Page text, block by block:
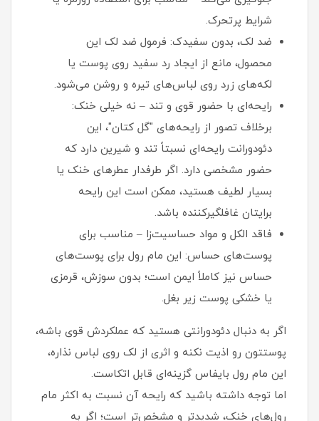
شرایط پرتحرک.
ضد لک، بدون سفیدک: فرمول ضد لک این
محصول، مانع از ایجاد رد سفید روی پوست یا
لکه‌های زرد روی لباس‌های تیره و روشن می‌شود.
رایحه‌ای با حضور قوی و تند – نه خیلی خنک:
برخلاف تصور از رایحه‌های "گل کتان"، این
دئودورانت رایحه‌ای نسبتاً تند و شیرین دارد که
حضور مشخصی دارد. اگر طرفدار عطرهای خنک یا
بسیار لطیف هستید، ممکن است این رایحه
برایتان غافلگیرکننده باشد.
فاقد الکل و مواد حساسیت‌زا – مناسب برای
پوست‌های حساس: این مام رول برای پوست‌های
حساس نیز کاملاً ایمن است؛ بدون سوزش، قرمزی
یا خشکی پوست زیر بغل.
اگر به دنبال دئودورانتی هستید که عملکردش قوی باشه،
پوستتون رو اذیت نکنه و اثری از لک روی لباس نذاره،
این مام رول بایفاس گزینه‌ای قابل اتکاست.
اما توجه داشته باشید که رایحه آن نسبت به اکثر مام
رول‌های خنک، شدیدتر و مشخص‌تر است؛ اگر به